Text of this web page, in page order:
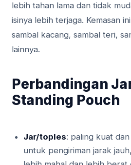
lebih tahan lama dan tidak
isinya lebih terjaga. Kemasan
sambal kacang, sambal teri,
lainnya.
Perbandingan
Standing Pouch
Jar/toples: paling kuat
untuk pengiriman jarak